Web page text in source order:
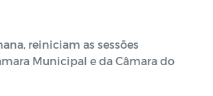
reiniciam as sessões
Municipal e da Câmara do